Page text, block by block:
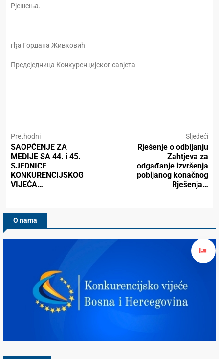
Рјешења.
гђа Гордана Живковић
Предсједница Конкуренцијског савјета
Prethodni
SAOPĆENJE ZA
MEDIJE SA 44. i 45.
SJEDNICE
KONKURENCIJSKOG
VIJEĆA…
Sljedeći
Rješenje o odbijanju
Zahtjeva za
odgađanje izvršenja
pobijanog konačnog
Rješenja…
O nama